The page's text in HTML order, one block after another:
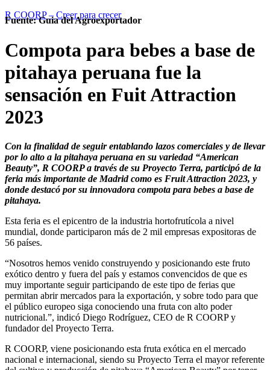
R COORP – Creer para crecer
Fuente: Guia del Agroexportador
Compota para bebes a base de
pitahaya peruana fue la
sensación en Fuit Attraction
2023
Con la finalidad de seguir entablando lazos comerciales y de llevar
por lo alto a la pitahaya peruana en su variedad “American
Beauty”, R COORP a través de su Proyecto Terra, participó de la
feria más importante de Madrid como es Fruit Attraction 2023, y
donde destacó por su innovadora compota para bebes a base de
pitahaya.
Esta feria es el epicentro de la industria hortofrutícola a nivel
mundial, donde participaron más de 2 mil empresas expositoras de
56 países.
“Nosotros hemos venido construyendo y posicionando este fruto
exótico dentro y fuera del país y estamos convencidos de que es
muy importante seguir participando de este tipo de ferias que
permitan abrir mercados para la exportación, y sobre todo para que
el público europeo siga conociendo una fruta con alto poder
nutricional.”, indicó Diego Rodríguez, CEO de R COORP y
fundador del Proyecto Terra.
R COORP, viene posicionando esta fruta exótica en el mercado
nacional e internacional, siendo su Proyecto Terra el mayor referente